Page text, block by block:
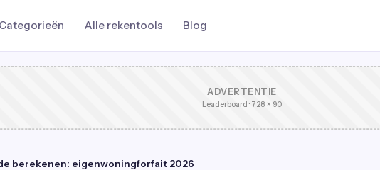
Categorieën Alle rekentools Blog
ADVERTENTIE
Leaderboard · 728 × 90
berekenen: eigenwoningforfait 2026